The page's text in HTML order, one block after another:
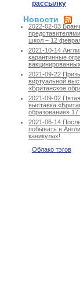
рассылку
Новости
2022-02-03
школ – 12
2021-10-14
карантинные
2021-09-22
виртуальной
«Британское
2021-09-02
выставка
образование»
2021-06-14
побывать в
каникулах!
Облако тэгов